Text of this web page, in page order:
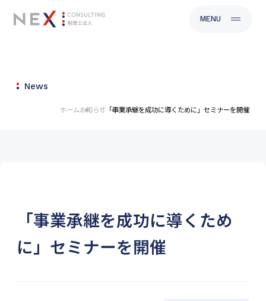
CLOSE
MENU
News
ホームお知らせ 「事業承継を成功に導くために」セミナーを開催
「事業承継を成功に導くため
に」セミナーを開催